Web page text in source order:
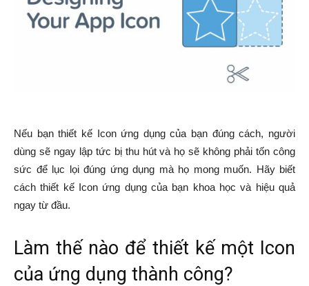
Nếu bạn thiết kế Icon ứng dụng của bạn đúng cách, người
dùng sẽ ngay lập tức bị thu hút và họ sẽ không phải tốn công
sức để lục lọi đúng ứng dụng mà họ mong muốn. Hãy biết
cách thiết kế Icon ứng dụng của bạn khoa học và hiệu quả
ngay từ đầu.
Làm thế nào để thiết kế một Icon
của ứng dụng thành công?